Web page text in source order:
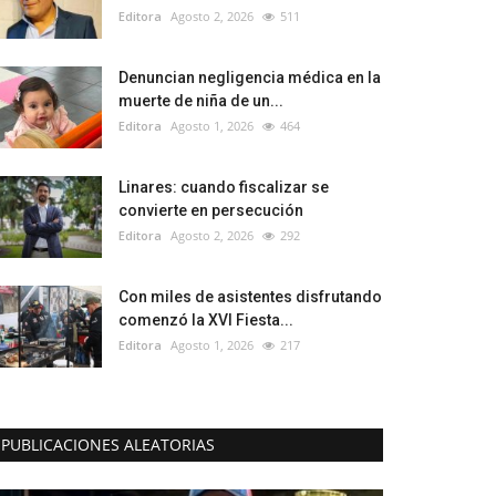
Editora Agosto 2, 2026 511
Denuncian negligencia médica en la
muerte de niña de un...
Editora Agosto 1, 2026 464
Linares: cuando fiscalizar se
convierte en persecución
Editora Agosto 2, 2026 292
Con miles de asistentes disfrutando
comenzó la XVI Fiesta...
Editora Agosto 1, 2026 217
PUBLICACIONES ALEATORIAS